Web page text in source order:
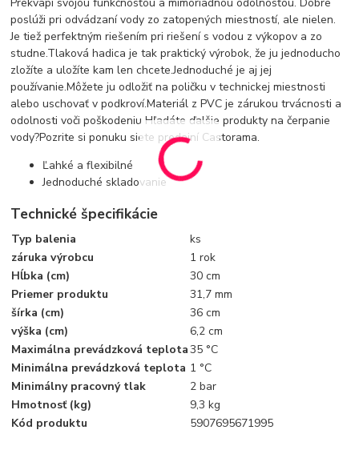
Prekvapí svojou funkčnosťou a mimoriadnou odolnosťou. Dobre
poslúži pri odvádzaní vody zo zatopených miestností, ale nielen.
Je tiež perfektným riešením pri riešení s vodou z výkopov a zo
studne.Tlaková hadica je tak praktický výrobok, že ju jednoducho
zložíte a uložíte kam len chcete.Jednoduché je aj jej
používanie.Môžete ju odložiť na poličku v technickej miestnosti
alebo uschovať v podkroví.Materiál z PVC je zárukou trvácnosti a
odolnosti voči poškodeniu Hľadáte ďalšie produkty na čerpanie
vody?Pozrite si ponuku siete predajní Castorama.
Ľahké a flexibilné
Jednoduché skladovanie
Technické špecifikácie
Typ balenia
ks
záruka výrobcu
1 rok
Hĺbka (cm)
30 cm
Priemer produktu
31,7 mm
šírka (cm)
36 cm
výška (cm)
6,2 cm
Maximálna prevádzková teplota35 °C
Minimálna prevádzková teplota 1 °C
Minimálny pracovný tlak
2 bar
Hmotnosť (kg)
9,3 kg
Kód produktu
5907695671995